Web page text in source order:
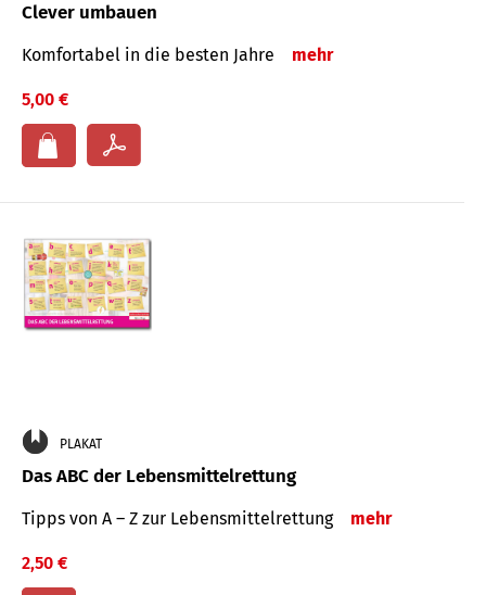
Clever umbauen
Komfortabel in die besten Jahre mehr
5,00 €
PLAKAT
Das ABC der Lebensmittelrettung
Tipps von A – Z zur Lebensmittelrettung mehr
2,50 €